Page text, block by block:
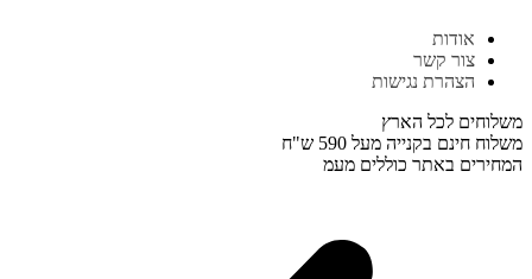
לתוכן
אודות
צור קשר
הצהרת נגישות
משלוחים לכל הארץ
משלוח חינם בקנייה מעל 590 ש"ח
המחירים באתר כוללים מעמ